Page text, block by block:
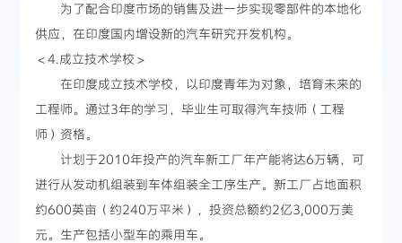
为了配合印度市场的销售及进一步实现零部件的本地化
供应，在印度国内增设新的汽车研究开发机构。
＜4.成立技术学校＞
在印度成立技术学校，以印度青年为对象，培育未来的
工程师。通过3年的学习，毕业生可取得汽车技师（工程
师）资格。
计划于2010年投产的汽车新工厂年产能将达6万辆，可
进行从发动机组装到车体组装全工序生产。新工厂占地面积
约600英亩（约240万平米），投资总额约2亿3,000万美
元。生产包括小型车的乘用车。